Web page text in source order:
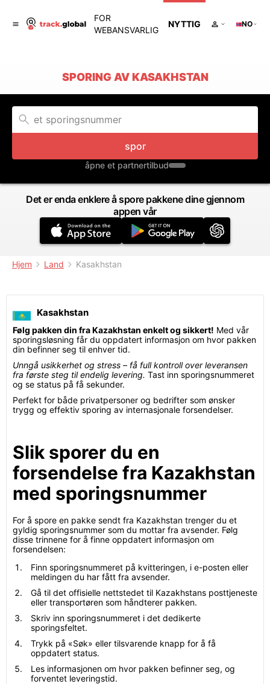
FOR
WEBANSVARLIG
NYTTIG NO
SPORING AV KASAKHSTAN
spor
åpne et partnertilbud
Det er enda enklere å spore pakkene dine gjennom
appen vår
Hjem Land Kasakhstan
Kasakhstan
Følg pakken din fra Kazakhstan enkelt og sikkert! Med vår
sporingsløsning får du oppdatert informasjon om hvor pakken
din befinner seg til enhver tid.
Unngå usikkerhet og stress – få full kontroll over leveransen
fra første steg til endelig levering. Tast inn sporingsnummeret
og se status på få sekunder.
Perfekt for både privatpersoner og bedrifter som ønsker
trygg og effektiv sporing av internasjonale forsendelser.
Slik sporer du en
forsendelse fra Kazakhstan
med sporingsnummer
For å spore en pakke sendt fra Kazakhstan trenger du et
gyldig sporingsnummer som du mottar fra avsender. Følg
disse trinnene for å finne oppdatert informasjon om
forsendelsen:
Finn sporingsnummeret på kvitteringen, i e-posten eller
meldingen du har fått fra avsender.
Gå til det offisielle nettstedet til Kazakhstans posttjeneste
eller transportøren som håndterer pakken.
Skriv inn sporingsnummeret i det dedikerte
sporingsfeltet.
Trykk på «Søk» eller tilsvarende knapp for å få
oppdatert status.
Les informasjonen om hvor pakken befinner seg, og
forventet leveringstid.